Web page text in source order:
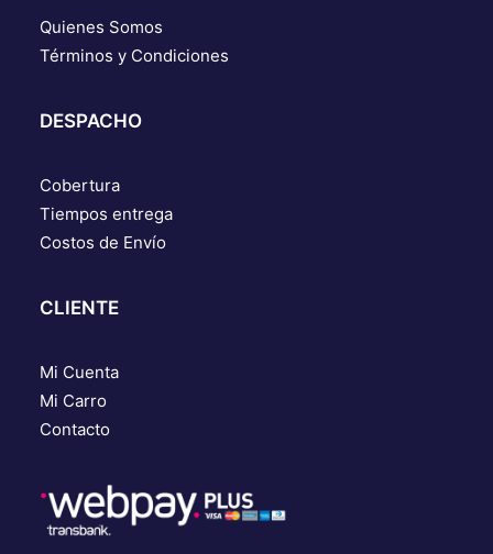
Quienes Somos
Términos y Condiciones
DESPACHO
Cobertura
Tiempos entrega
Costos de Envío
CLIENTE
Mi Cuenta
Mi Carro
Contacto